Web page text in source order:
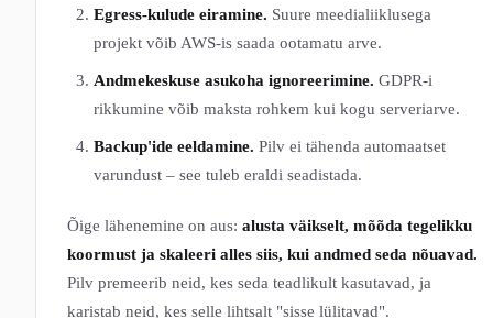
Egress-kulude eiramine. Suure meedialiiklusega
projekt võib AWS-is saada ootamatu arve.
Andmekeskuse asukoha ignoreerimine. GDPR-i
rikkumine võib maksta rohkem kui kogu serveriarve.
Backup'ide eeldamine. Pilv ei tähenda automaatset
varundust – see tuleb eraldi seadistada.
Õige lähenemine on aus: alusta väikselt, mõõda tegelikku
koormust ja skaleeri alles siis, kui andmed seda nõuavad.
Pilv premeerib neid, kes seda teadlikult kasutavad, ja
karistab neid, kes selle lihtsalt "sisse lülitavad".